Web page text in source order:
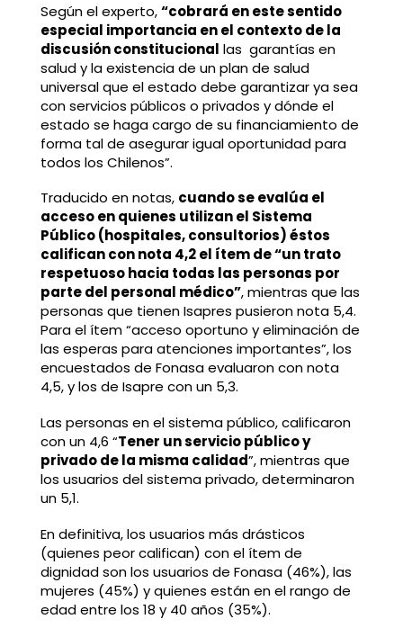
Según el experto,“cobrará en este sentido
especial importancia en el contexto de la
discusión constitucional las garantías en
salud y la existencia de un plan de salud
universal que el estado debe garantizar ya sea
con servicios públicos o privados y dónde el
estado se haga cargo de su financiamiento de
forma tal de asegurar igual oportunidad para
todos los Chilenos”.
Traducido en notas, cuando se evalúa el
acceso en quienes utilizan el Sistema
Público (hospitales, consultorios) éstos
califican con nota 4,2 el ítem de “un trato
respetuoso hacia todas las personas por
parte del personal médico”, mientras que las
personas que tienen Isapres pusieron nota 5,4.
Para el ítem “acceso oportuno y eliminación de
las esperas para atenciones importantes”, los
encuestados de Fonasa evaluaron con nota
4,5, y los de Isapre con un 5,3.
Las personas en el sistema público, calificaron
con un 4,6 “Tener un servicio público y
privado de la misma calidad”, mientras que
los usuarios del sistema privado, determinaron
un 5,1.
En definitiva, los usuarios más drásticos
(quienes peor califican) con el ítem de
dignidad son los usuarios de Fonasa (46%), las
mujeres (45%) y quienes están en el rango de
edad entre los 18 y 40 años (35%).